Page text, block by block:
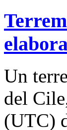
Un
del
(UTC)